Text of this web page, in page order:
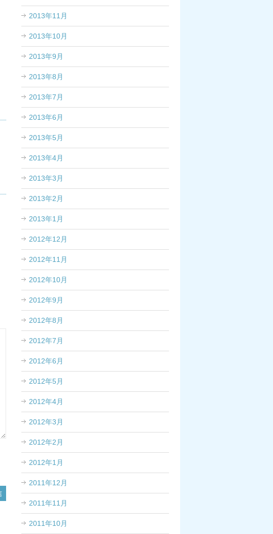
2013年11月
2013年10月
2013年9月
2013年8月
2013年7月
2013年6月
2013年5月
2013年4月
2013年3月
2013年2月
2013年1月
2012年12月
2012年11月
2012年10月
2012年9月
2012年8月
2012年7月
2012年6月
2012年5月
2012年4月
2012年3月
2012年2月
2012年1月
2011年12月
2011年11月
2011年10月